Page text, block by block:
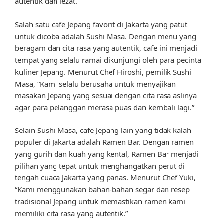
Salah satu cafe Jepang favorit di Jakarta yang patut
untuk dicoba adalah Sushi Masa. Dengan menu yang
beragam dan cita rasa yang autentik, cafe ini menjadi
tempat yang selalu ramai dikunjungi oleh para pecinta
kuliner Jepang. Menurut Chef Hiroshi, pemilik Sushi
Masa, “Kami selalu berusaha untuk menyajikan
masakan Jepang yang sesuai dengan cita rasa aslinya
agar para pelanggan merasa puas dan kembali lagi.”
Selain Sushi Masa, cafe Jepang lain yang tidak kalah
populer di Jakarta adalah Ramen Bar. Dengan ramen
yang gurih dan kuah yang kental, Ramen Bar menjadi
pilihan yang tepat untuk menghangatkan perut di
tengah cuaca Jakarta yang panas. Menurut Chef Yuki,
“Kami menggunakan bahan-bahan segar dan resep
tradisional Jepang untuk memastikan ramen kami
memiliki cita rasa yang autentik.”